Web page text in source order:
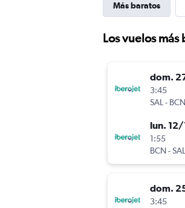
Más baratos
Los vuelos más
dom.
3:45
SAL- BCN
lun. 12/
1:55
BCN-SAL
dom.
3:45